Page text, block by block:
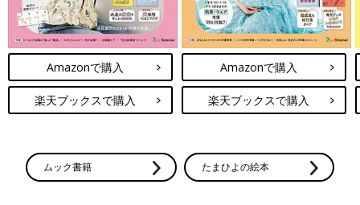
Amazonで購入
楽天ブックスで購入
Amazonで購入
楽天ブックスで購入
ムック書籍 たまひよの絵本